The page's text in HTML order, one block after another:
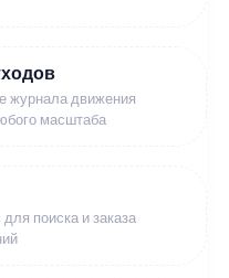
журнала движения
масштаба
поиска и заказа